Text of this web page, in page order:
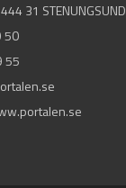
31 STENUNGSUND
50
55